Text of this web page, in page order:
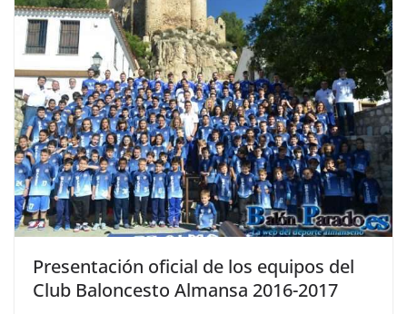
Presentación oficial de los equipos del
Club Baloncesto Almansa 2016-2017